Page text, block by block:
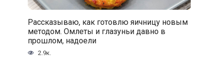
Рассказываю, как готовлю яичницу новым
методом. Омлеты и глазуньи давно в
прошлом, надоели
2.9к.